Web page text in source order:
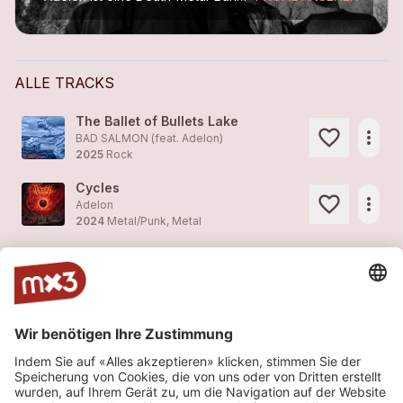
ALLE TRACKS
The Ballet of Bullets Lake
BAD SALMON (feat. Adelon)
2025 Rock
more_horiz
Cycles
Adelon
2024 Metal/Punk, Metal
more_horiz
Adelon
2024
more_horiz
Adelon (feat. Bastian Köhli)
2024
Metal/Punk, Metal
Fleshless Vertebrae